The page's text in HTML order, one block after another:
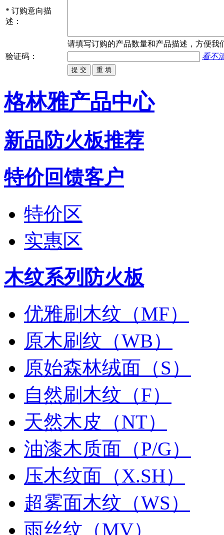
* 订购意向描
述：
请填写订购的产品数量和产品描述，方便我
验证码：
看不
格林雅产品中心
新品防火板推荐
特价回馈客户
特价区
实惠区
木纹系列防火板
优雅刷木纹（MF）
原木刷纹（WB）
原始森林绒面（S）
自然刷木纹（F）
天然木皮（NT）
油漆木质面（P/G）
压木纹面（X.SH）
超雾面木纹（WS）
雨丝纹（MV）